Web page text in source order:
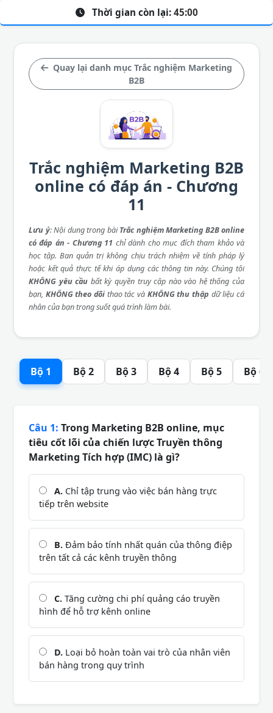
Quay lại danh mục Trắc nghiệm Marketing
B2B
Trắc nghiệm Marketing B2B
online có đáp án - Chương
11
Lưu ý: Nội dung trong bàiTrắc nghiệm Marketing B2B online
có đáp án - Chương 11 chỉ dành cho mục đích tham khảo và
học tập. Ban quản trị không chịu trách nhiệm về tính pháp lý
hoặc kết quả thực tế khi áp dụng các thông tin này. Chúng tôi
KHÔNG yêu cầu bất kỳ quyền truy cập nào vào hệ thống của
bạn, KHÔNG theo dõi thao tác và KHÔNG thu thập dữ liệu cá
nhân của bạn trong suốt quá trình làm bài.
Thời gian còn lại: 45:00
Bộ 1 Bộ 2 Bộ 3 Bộ 4 Bộ 5 Bộ 6
Câu 1: Trong Marketing B2B online, mục
tiêu cốt lõi của chiến lược Truyền thông
Marketing Tích hợp (IMC) là gì?
A. Chỉ tập trung vào việc bán hàng trực
tiếp trên website
B. Đảm bảo tính nhất quán của thông điệp
trên tất cả các kênh truyền thông
C. Tăng cường chi phí quảng cáo truyền
hình để hỗ trợ kênh online
D. Loại bỏ hoàn toàn vai trò của nhân viên
bán hàng trong quy trình